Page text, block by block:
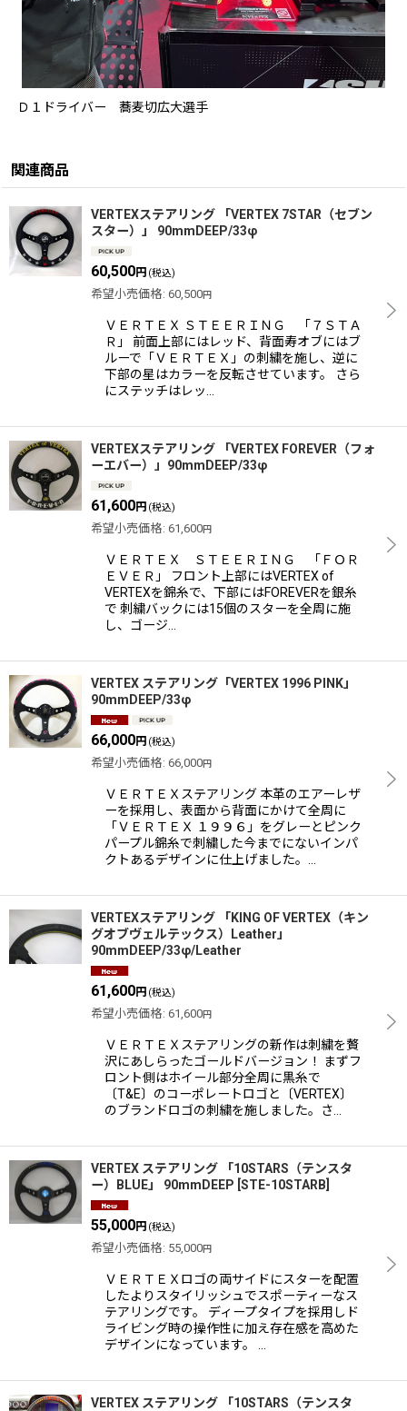
Ｄ１ドライバー 蕎麦切広大選手
関連商品
VERTEXステアリング 「VERTEX 7STAR（セブン
スター）」 90mmDEEP/33φ
60,500円 (税込)
希望小売価格: 60,500円
ＶＥＲＴＥＸ ＳＴＥＥＲＩＮＧ 「７ＳＴＡ
Ｒ」 前面上部にはレッド、背面寿オブにはブ
ルーで「ＶＥＲＴＥＸ」の刺繍を施し、逆に
下部の星はカラーを反転させています。 さら
にステッチはレッ…
VERTEXステアリング 「VERTEX FOREVER（フォ
ーエバー）」90mmDEEP/33φ
61,600円 (税込)
希望小売価格: 61,600円
ＶＥＲＴＥＸ ＳＴＥＥＲＩＮＧ 「ＦＯＲ
ＥＶＥＲ」 フロント上部にはVERTEX of
VERTEXを錦糸で、下部にはFOREVERを銀糸
で 刺繍バックには15個のスターを全周に施
し、ゴージ…
VERTEX ステアリング「VERTEX 1996 PINK」
90mmDEEP/33φ
66,000円 (税込)
希望小売価格: 66,000円
ＶＥＲＴＥＸステアリング 本革のエアーレザ
ーを採用し、表面から背面にかけて全周に
「ＶＥＲＴＥＸ １９９６」をグレーとピンク
パープル錦糸で刺繍した今までにないインパ
クトあるデザインに仕上げました。…
VERTEXステアリング 「KING OF VERTEX（キン
グオブヴェルテックス）Leather」
90mmDEEP/33φ/Leather
61,600円 (税込)
希望小売価格: 61,600円
ＶＥＲＴＥＸステアリングの新作は刺繍を贅
沢にあしらったゴールドバージョン！ まずフ
ロント側はホイール部分全周に黒糸で
〔T&E〕のコーポレートロゴと〔VERTEX〕
のブランドロゴの刺繍を施しました。さ…
VERTEX ステアリング 「10STARS（テンスタ
ー）BLUE」 90mmDEEP STE-10STARB
55,000円 (税込)
希望小売価格: 55,000円
ＶＥＲＴＥＸロゴの両サイドにスターを配置
したよりスタイリッシュでスポーティーなス
テアリングです。 ディープタイプを採用しド
ライビング時の操作性に加え存在感を高めた
デザインになっています。 …
VERTEX ステアリング 「10STARS（テンスタ